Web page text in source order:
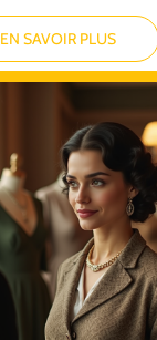
EN SAVOIR PLUS